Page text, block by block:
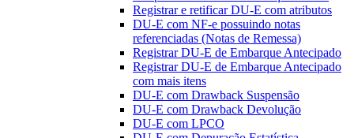
Registrar e retificar DU-E com atributos
DU-E com NF-e possuindo notas
referenciadas (Notas de Remessa)
Registrar DU-E de Embarque Antecipado
Registrar DU-E de Embarque Antecipado
com mais itens
DU-E com Drawback Suspensão
DU-E com Drawback Devolução
DU-E com LPCO